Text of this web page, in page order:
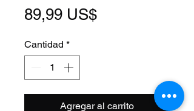
89,99 US$Precio
Cantidad *
Agregar al carrito